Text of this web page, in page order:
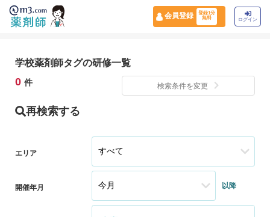
会員登録
登録1分
無料
ログイン
学校薬剤師タグの研修一覧
0 件 検索条件を変更
再検索する
エリア
開催年月 以降